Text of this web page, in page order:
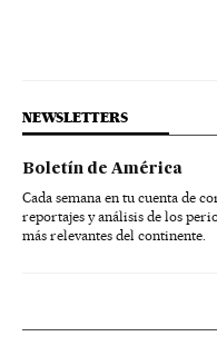
NEWSLETTERS
Boletín de América
Cada semana en tu cuenta de
reportajes y análisis de los
más relevantes del continente.